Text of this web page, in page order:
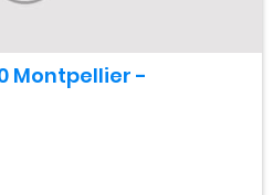
Montpellier -